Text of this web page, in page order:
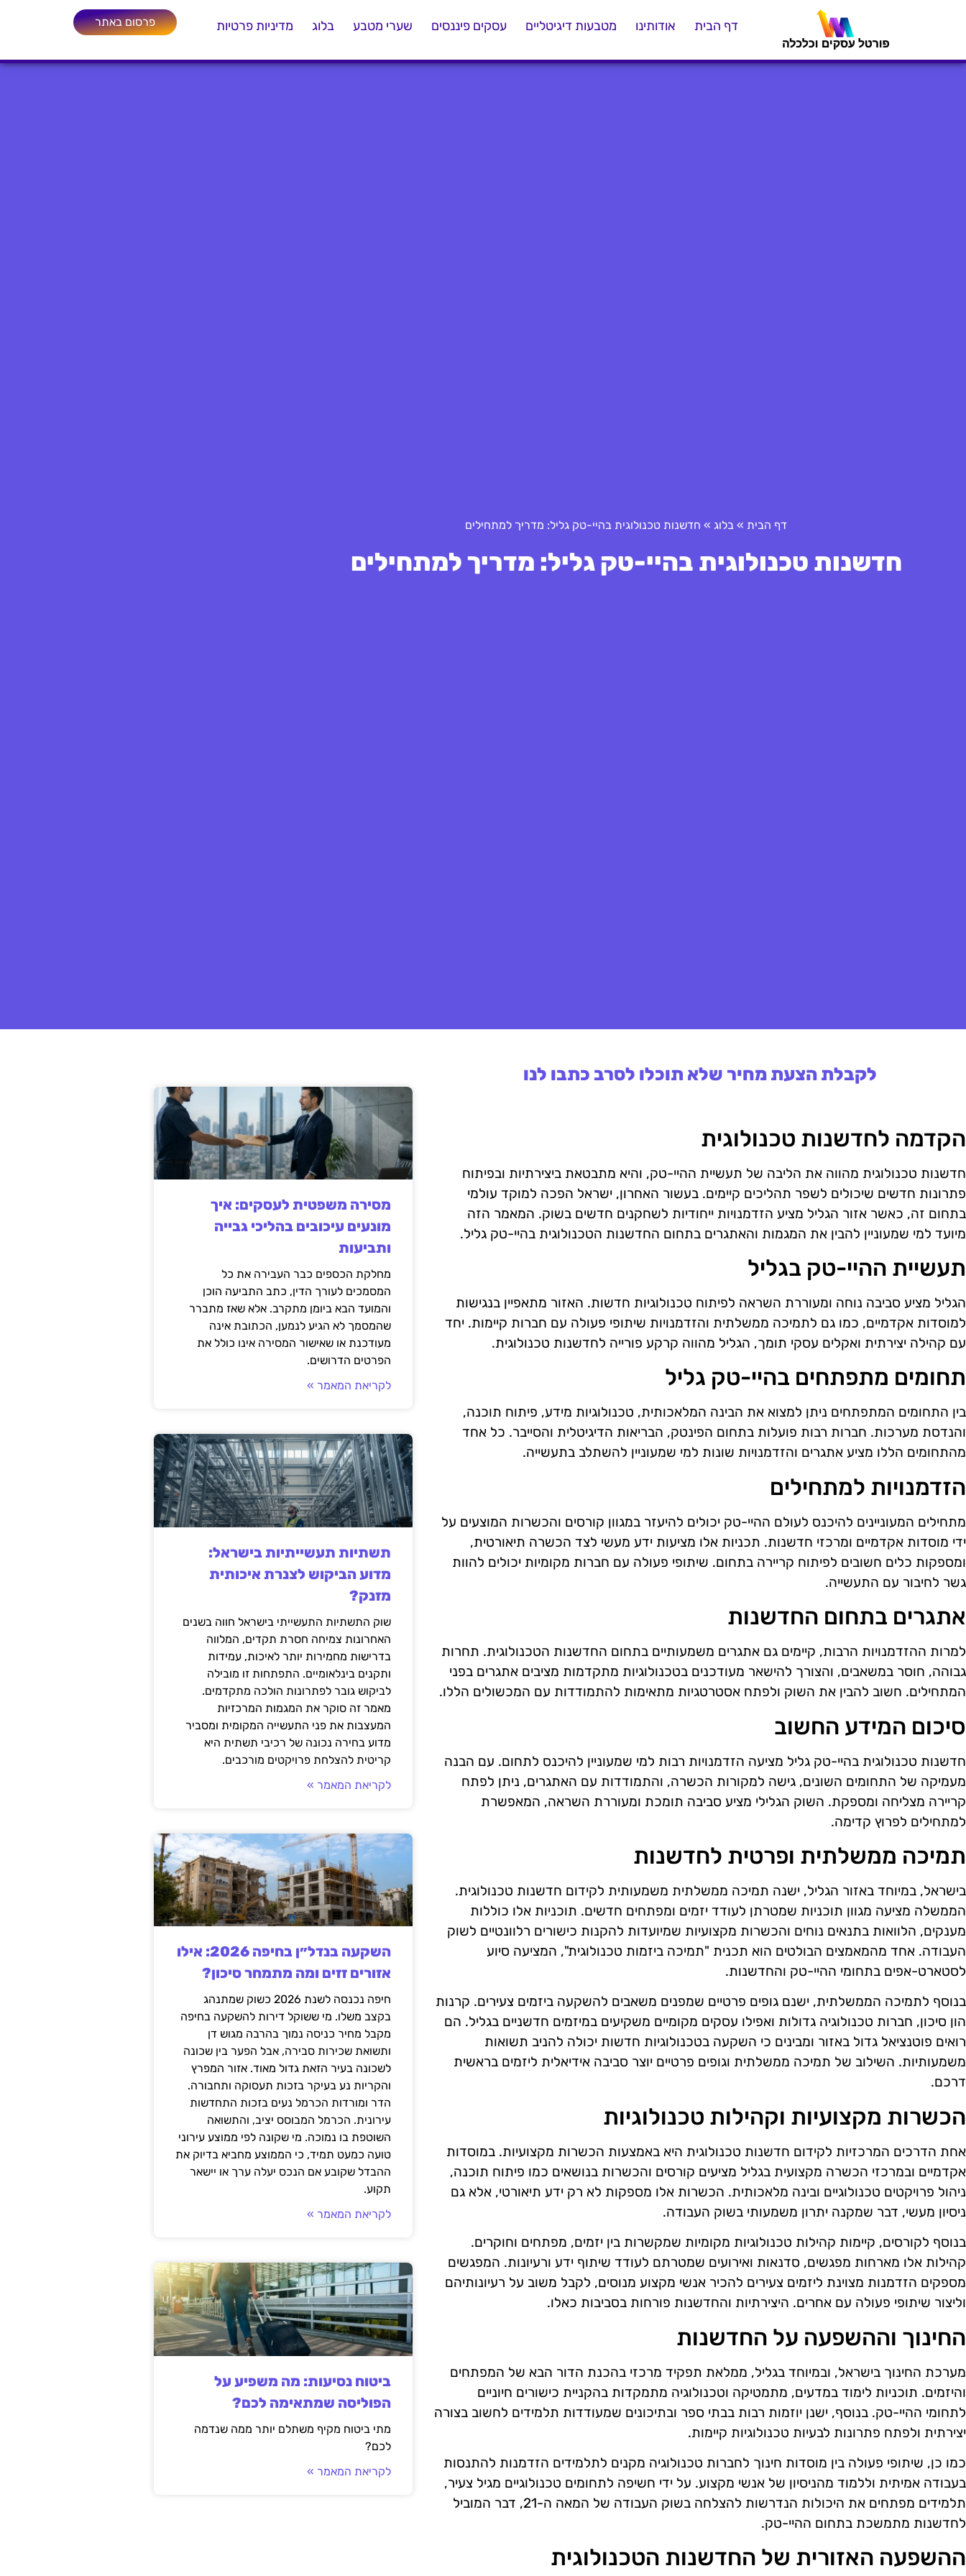
דף הבית אודותינו מטבעות דיגיטליים עסקים פיננסים שערי מטבע בלוג מדיניות פרטיות פרסום באתר
דף הבית » בלוג » חדשנות טכנולוגית בהיי-טק גליל: מדריך למתחילים
חדשנות טכנולוגית בהיי-טק גליל: מדריך למתחילים
לקבלת הצעת מחיר שלא תוכלו לסרב כתבו לנו
הקדמה לחדשנות טכנולוגית
חדשנות טכנולוגית מהווה את הליבה של תעשיית ההיי-טק, והיא מתבטאת ביצירתיות ובפיתוח
פתרונות חדשים שיכולים לשפר תהליכים קיימים. בעשור האחרון, ישראל הפכה למוקד עולמי
בתחום זה, כאשר אזור הגליל מציע הזדמנויות ייחודיות לשחקנים חדשים בשוק. המאמר הזה
מיועד למי שמעוניין להבין את המגמות והאתגרים בתחום החדשנות הטכנולוגית בהיי-טק גליל.
תעשיית ההיי-טק בגליל
הגליל מציע סביבה נוחה ומעוררת השראה לפיתוח טכנולוגיות חדשות. האזור מתאפיין בנגישות
למוסדות אקדמיים, כמו גם לתמיכה ממשלתית והזדמנויות שיתופי פעולה עם חברות קיימות. יחד
עם קהילה יצירתית ואקלים עסקי תומך, הגליל מהווה קרקע פורייה לחדשנות טכנולוגית.
תחומים מתפתחים בהיי-טק גליל
בין התחומים המתפתחים ניתן למצוא את הבינה המלאכותית, טכנולוגיות מידע, פיתוח תוכנה,
והנדסת מערכות. חברות רבות פועלות בתחום הפינטק, הבריאות הדיגיטלית והסייבר. כל אחד
מהתחומים הללו מציע אתגרים והזדמנויות שונות למי שמעוניין להשתלב בתעשייה.
הזדמנויות למתחילים
מתחילים המעוניינים להיכנס לעולם ההיי-טק יכולים להיעזר במגוון קורסים והכשרות המוצעים על
ידי מוסדות אקדמיים ומרכזי חדשנות. תכניות אלו מציעות ידע מעשי לצד הכשרה תיאורטית,
ומספקות כלים חשובים לפיתוח קריירה בתחום. שיתופי פעולה עם חברות מקומיות יכולים להוות
גשר לחיבור עם התעשייה.
אתגרים בתחום החדשנות
למרות ההזדמנויות הרבות, קיימים גם אתגרים משמעותיים בתחום החדשנות הטכנולוגית. תחרות
גבוהה, חוסר במשאבים, והצורך להישאר מעודכנים בטכנולוגיות מתקדמות מציבים אתגרים בפני
המתחילים. חשוב להבין את השוק ולפתח אסטרטגיות מתאימות להתמודדות עם המכשולים הללו.
סיכום המידע החשוב
חדשנות טכנולוגית בהיי-טק גליל מציעה הזדמנויות רבות למי שמעוניין להיכנס לתחום. עם הבנה
מעמיקה של התחומים השונים, גישה למקורות הכשרה, והתמודדות עם האתגרים, ניתן לפתח
קריירה מצליחה ומספקת. השוק הגלילי מציע סביבה תומכת ומעוררת השראה, המאפשרת
למתחילים לפרוץ קדימה.
תמיכה ממשלתית ופרטית לחדשנות
בישראל, במיוחד באזור הגליל, ישנה תמיכה ממשלתית משמעותית לקידום חדשנות טכנולוגית.
הממשלה מציעה מגוון תוכניות שמטרתן לעודד יזמים ומפתחים חדשים. תוכניות אלו כוללות
מענקים, הלוואות בתנאים נוחים והכשרות מקצועיות שמיועדות להקנות כישורים רלוונטיים לשוק
העבודה. אחד מהמאמצים הבולטים הוא תכנית "תמיכה ביזמות טכנולוגית", המציעה סיוע
לסטארט-אפים בתחומי ההיי-טק והחדשנות.
בנוסף לתמיכה הממשלתית, ישנם גופים פרטיים שמפנים משאבים להשקעה ביזמים צעירים. קרנות
הון סיכון, חברות טכנולוגיה גדולות ואפילו עסקים מקומיים משקיעים במיזמים חדשניים בגליל. הם
רואים פוטנציאל גדול באזור ומבינים כי השקעה בטכנולוגיות חדשות יכולה להניב תשואות
משמעותיות. השילוב של תמיכה ממשלתית וגופים פרטיים יוצר סביבה אידיאלית ליזמים בראשית
דרכם.
הכשרות מקצועיות וקהילות טכנולוגיות
אחת הדרכים המרכזיות לקידום חדשנות טכנולוגית היא באמצעות הכשרות מקצועיות. במוסדות
אקדמיים ובמרכזי הכשרה מקצועית בגליל מציעים קורסים והכשרות בנושאים כמו פיתוח תוכנה,
ניהול פרויקטים טכנולוגיים ובינה מלאכותית. הכשרות אלו מספקות לא רק ידע תיאורטי, אלא גם
ניסיון מעשי, דבר שמקנה יתרון משמעותי בשוק העבודה.
בנוסף לקורסים, קיימות קהילות טכנולוגיות מקומיות שמקשרות בין יזמים, מפתחים וחוקרים.
קהילות אלו מארחות מפגשים, סדנאות ואירועים שמטרתם לעודד שיתוף ידע ורעיונות. המפגשים
מספקים הזדמנות מצוינת ליזמים צעירים להכיר אנשי מקצוע מנוסים, לקבל משוב על רעיונותיהם
וליצור שיתופי פעולה עם אחרים. היצירתיות והחדשנות פורחות בסביבות כאלו.
החינוך וההשפעה על החדשנות
מערכת החינוך בישראל, ובמיוחד בגליל, ממלאת תפקיד מרכזי בהכנת הדור הבא של המפתחים
והיזמים. תוכניות לימוד במדעים, מתמטיקה וטכנולוגיה מתמקדות בהקניית כישורים חיוניים
לתחומי ההיי-טק. בנוסף, ישנן יוזמות רבות בבתי ספר ובתיכונים שמעודדות תלמידים לחשוב בצורה
יצירתית ולפתח פתרונות לבעיות טכנולוגיות קיימות.
כמו כן, שיתופי פעולה בין מוסדות חינוך לחברות טכנולוגיה מקנים לתלמידים הזדמנות להתנסות
בעבודה אמיתית וללמוד מהניסיון של אנשי מקצוע. על ידי חשיפה לתחומים טכנולוגיים מגיל צעיר,
תלמידים מפתחים את היכולות הנדרשות להצלחה בשוק העבודה של המאה ה-21, דבר המוביל
לחדשנות מתמשכת בתחום ההיי-טק.
ההשפעה האזורית של החדשנות הטכנולוגית
מסירה משפטית לעסקים: איך
מונעים עיכובים בהליכי גבייה
ותביעות
מחלקת הכספים כבר העבירה את כל
המסמכים לעורך הדין, כתב התביעה הוכן
והמועד הבא ביומן מתקרב. אלא שאז מתברר
שהמסמך לא הגיע לנמען, הכתובת אינה
מעודכנת או שאישור המסירה אינו כולל את
הפרטים הדרושים.
לקריאת המאמר »
תשתיות תעשייתיות בישראל:
מדוע הביקוש לצנרת איכותית
מזנק?
שוק התשתיות התעשייתי בישראל חווה בשנים
האחרונות צמיחה חסרת תקדים, המלווה
בדרישות מחמירות יותר לאיכות, עמידות
ותקנים בינלאומיים. התפתחות זו מובילה
לביקוש גובר לפתרונות הולכה מתקדמים.
מאמר זה סוקר את המגמות המרכזיות
המעצבות את פני התעשייה המקומית ומסביר
מדוע בחירה נכונה של רכיבי תשתית היא
קריטית להצלחת פרויקטים מורכבים.
לקריאת המאמר »
השקעה בנדל״ן בחיפה 2026: אילו
אזורים זזים ומה מתמחר סיכון?
חיפה נכנסה לשנת 2026 כשוק שמתנהג
בקצב משלו. מי ששוקל דירות להשקעה בחיפה
מקבל מחיר כניסה נמוך בהרבה מגוש דן
ותשואת שכירות סבירה, אבל הפער בין שכונה
לשכונה בעיר הזאת גדול מאוד. אזור המפרץ
והקריות נע בעיקר בזכות תעסוקה ותחבורה.
הדר ומורדות הכרמל נעים בזכות התחדשות
עירונית. הכרמל המבוסס יציב, והתשואה
השוטפת בו נמוכה. מי שקונה לפי ממוצע עירוני
טועה כמעט תמיד, כי הממוצע מחביא בדיוק את
ההבדל שקובע אם הנכס יעלה ערך או יישאר
תקוע.
לקריאת המאמר »
ביטוח נסיעות: מה משפיע על
הפוליסה שמתאימה לכם?
מתי ביטוח מקיף משתלם יותר ממה שנדמה
לכם?
לקריאת המאמר »